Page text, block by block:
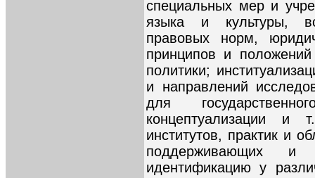
специальных мер и
языка и культуры,
правовых норм,
принципов и
политики;
и направлений
для
концептуализации и
институтов, практик и
поддерживающих и
идентификацию у